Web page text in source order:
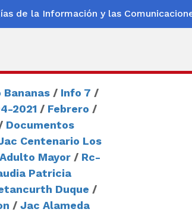
de la Información y las
/ Info 7 /
2021 / Febrero /
Documentos
Centenario Los
Mayor / Rc-
Patricia
Duque /
/ Jac Alameda